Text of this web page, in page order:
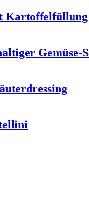
Kartoffelfüllung
Gemüse-